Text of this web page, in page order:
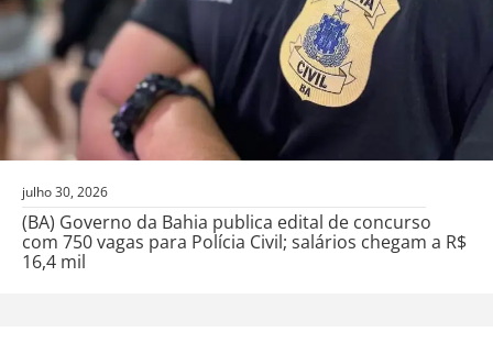
julho 30, 2026
(BA) Governo da Bahia publica edital de concurso
com 750 vagas para Polícia Civil; salários chegam a R$
16,4 mil